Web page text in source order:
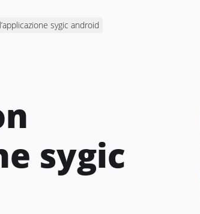
sygic android
sygic